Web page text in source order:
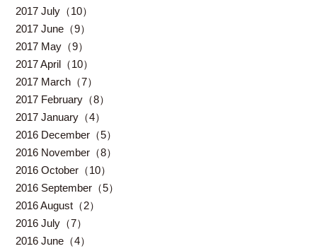
2017 July（10）
2017 June（9）
2017 May（9）
2017 April（10）
2017 March（7）
2017 February（8）
2017 January（4）
2016 December（5）
2016 November（8）
2016 October（10）
2016 September（5）
2016 August（2）
2016 July（7）
2016 June（4）